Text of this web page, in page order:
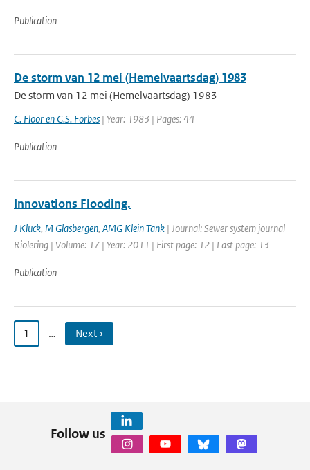
Publication
De storm van 12 mei (Hemelvaartsdag) 1983
De storm van 12 mei (Hemelvaartsdag) 1983
C. Floor en G.S. Forbes | Year: 1983 | Pages: 44
Publication
Innovations Flooding.
J Kluck, M Glasbergen, AMG Klein Tank | Journal: Sewer system journal
Riolering | Volume: 17 | Year: 2011 | First page: 12 | Last page: 13
Publication
1 … Next ›
Follow us